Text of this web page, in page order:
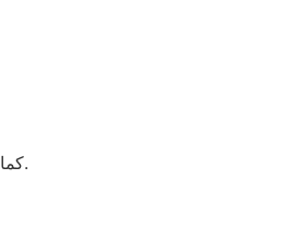
كما تهتم ادارة مركز صيانه بيكو بشارع التسعين بأنتقاء امهر شارع التسعين و الفنيين للعمل علي تقديم خدمة تليق بعملائنا بشارع التسعين.